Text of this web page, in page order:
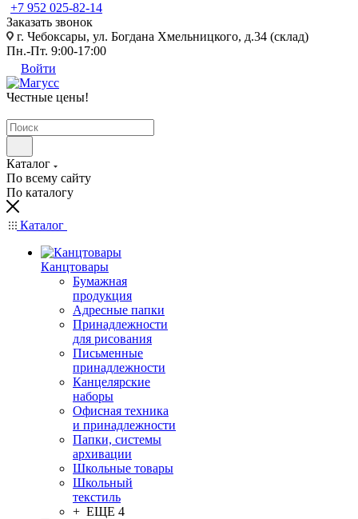
+7 952 025-82-14
Заказать звонок
г. Чебоксары, ул. Богдана Хмельницкого, д.34 (склад)
Пн.-Пт. 9:00-17:00
Войти
Честные цены!
Каталог
По всему сайту
По каталогу
Каталог
Канцтовары
Бумажная
продукция
Адресные папки
Принадлежности
для рисования
Письменные
принадлежности
Канцелярские
наборы
Офисная техника
и принадлежности
Папки, системы
архивации
Школьные товары
Школьный
текстиль
+ ЕЩЕ 4